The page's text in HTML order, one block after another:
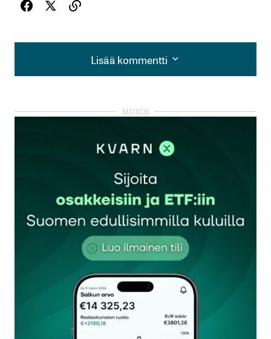
Lisää kommentti
Lisää kommentti
kirjautua
rekisteröityä
Sähköpostiosoitettasi ei julkaista.Pakolliset
kentät on merkitty*
Kommentti*